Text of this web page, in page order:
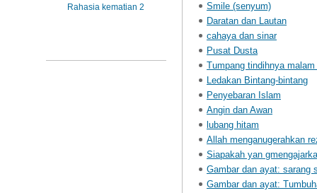
Smile (senyum)
Daratan dan Lautan
cahaya dan sinar
Pusat Dusta
Tumpang tindihnya
Ledakan Bintang-bintang
Penyebaran Islam
Angin dan Awan
lubang hitam
Allah menganugerahkan
Siapakah yan
Gambar dan ayat: sarang
Gambar dan ayat:
Rahasia kematian 2